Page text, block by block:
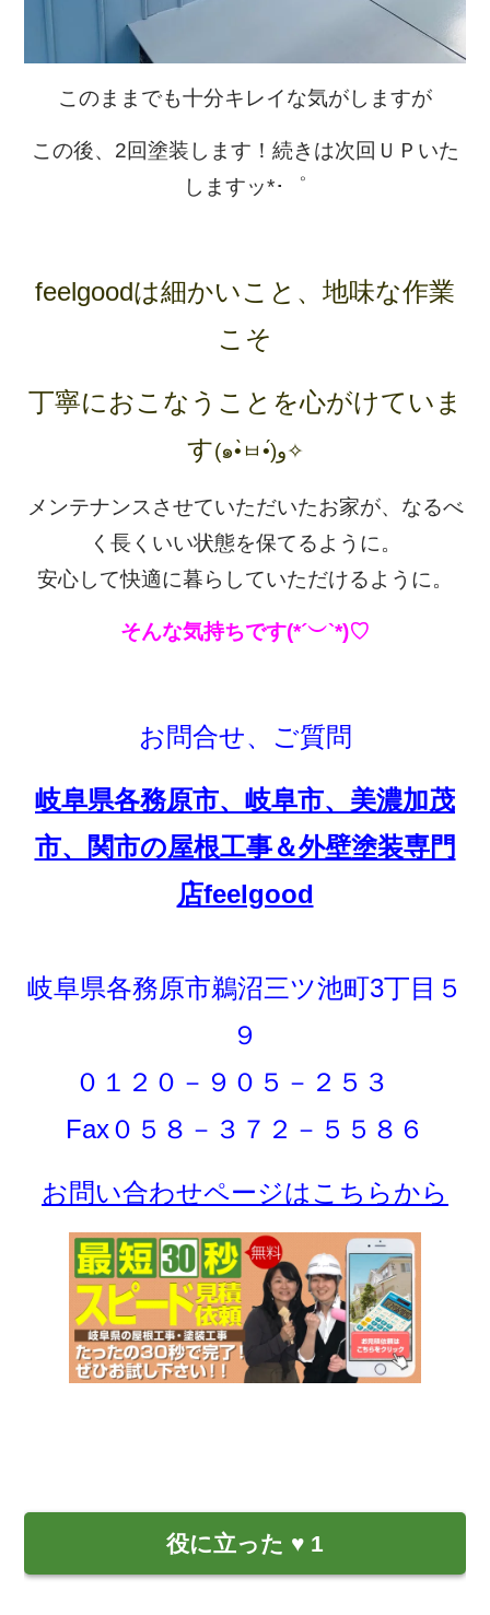
このままでも十分キレイな気がしますが
この後、2回塗装します！続きは次回ＵＰいた
しますッ*･゜
feelgoodは細かいこと、地味な作業
こそ
丁寧におこなうことを心がけていま
す
(๑•̀ㅂ•́)و✧
メンテナンスさせていただいたお家が、なるべ
く長くいい状態を保てるように。
安心して快適に暮らしていただけるように。
そんな気持ちです(*´︶`*)♡
お問合せ、ご質問
岐阜県各務原市、岐阜市、美濃加茂
市、関市の屋根工事＆外壁塗装専門
店feelgood
岐阜県各務原市鵜沼三ツ池町3丁目５
９
０１２０－９０５－２５３
Fax０５８－３７２－５５８６
お問い合わせページはこちらから
役に立った ♥ 1